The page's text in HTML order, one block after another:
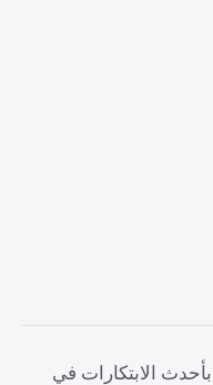
الابتكارات في